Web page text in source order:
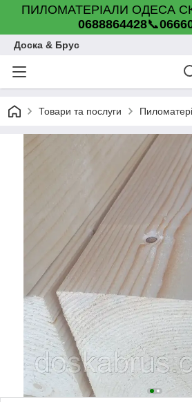
ПИЛОМАТЕРІАЛИ ОДЕСА
0688864428📞
Доска & Брус
Товари та послуги